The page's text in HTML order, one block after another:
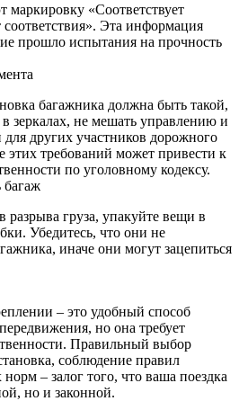
«Соответствует
Эта информация
прошло испытания на прочность
багажника должна быть такой,
зеркалах, не мешать управлению и
для других участников дорожного
требований может привести к
по уголовному кодексу.
багаж
груза, упакуйте вещи в
Убедитесь, что они не
иначе они могут зацепиться
– это удобный способ
но она требует
Правильный выбор
соблюдение правил
– залог того, что ваша поездка
но и законной.